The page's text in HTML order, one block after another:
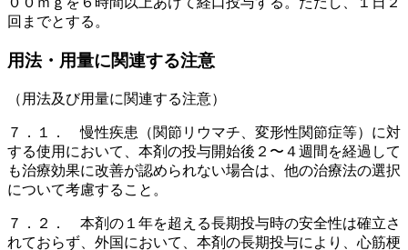
回までとする。
用法・用量に関連する注意
（用法及び用量に関連する注意）
７．１． 慢性疾患（関節リウマチ、変形性関節症等）に対
する使用において、本剤の投与開始後２〜４週間を経過して
も治療効果に改善が認められない場合は、他の治療法の選択
について考慮すること。
７．２． 本剤の１年を超える長期投与時の安全性は確立さ
れておらず、外国において、本剤の長期投与により、心筋梗